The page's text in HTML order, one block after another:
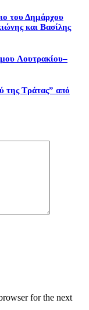
του Δημάρχου
και Βασίλης
Λουτρακίου–
της Τράτας” από
for the next